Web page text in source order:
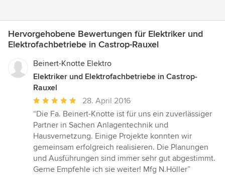
Hervorgehobene Bewertungen für Elektriker und
Elektrofachbetriebe in Castrop-Rauxel
Beinert-Knotte Elektro
Elektriker und Elektrofachbetriebe in Castrop-
Rauxel
Durchschnittliche
Bewertung:
5
von
5
Sternen
28. April 2016
“Die Fa. Beinert-Knotte ist für uns ein zuverlässiger
Partner in Sachen Anlagentechnik und
Hausvernetzung. Einige Projekte konnten wir
gemeinsam erfolgreich realisieren. Die Planungen
und Ausführungen sind immer sehr gut abgestimmt.
Gerne Empfehle ich sie weiter! Mfg N.Höller”